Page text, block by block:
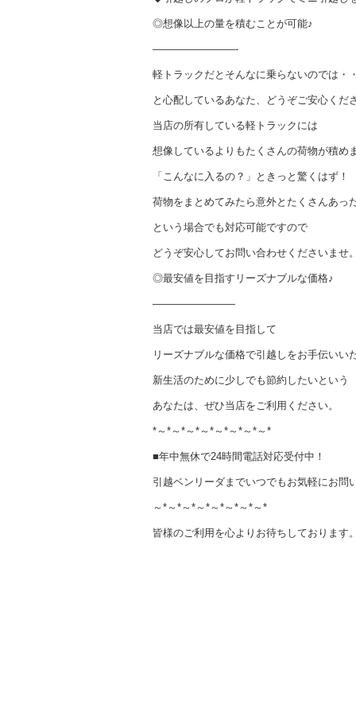
◎想像以上の量を積むことが可能♪
————————-
軽トラックだとそんなに乗らないのでは・
と心配しているあなた、どうぞご安心くださ
当店の所有している軽トラックには
想像しているよりもたくさんの荷物が積め
「こんなに入るの？」ときっと驚くはず！
荷物をまとめてみたら意外とたくさんあった
という場合でも対応可能ですので
どうぞ安心してお問い合わせくださいませ。
◎最安値を目指すリーズナブルな価格♪
————————
当店では最安値を目指して
リーズナブルな価格で引越しをお手伝いい
新生活のために少しでも節約したいという
あなたは、ぜひ当店をご利用ください。
*～*～*～*～*～*～*～*～*
■年中無休で24時間電話対応受付中！
引越ベンリーダまでいつでもお気軽にお問
～*～*～*～*～*～*～*～*
皆様のご利用を心よりお待ちしております。